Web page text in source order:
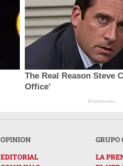
The Real Reason Steve
Office'
Brainberries
OPINION
EDITORIAL
GRUPO
LA